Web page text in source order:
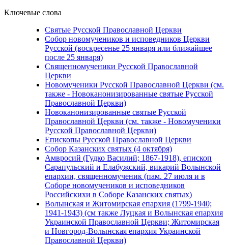
Ключевые слова
Святые Русской Православной Церкви
Собор новомучеников и исповедников Церкви
Русской (воскресенье 25 января или ближайшее
после 25 января)
Священномученики Русской Православной
Церкви
Новомученики Русской Православной Церкви (см.
также - Новоканонизированные святые Русской
Православной Церкви)
Новоканонизированные святые Русской
Православной Церкви (см. также - Новомученики
Русской Православной Церкви)
Епископы Русской Православной Церкви
Собор Казанских святых (4 октября)
Амвросий (Гудко Василий; 1867-1918), епископ
Сарапульский и Елабужский, викарий Волынской
епархии, священномученик (пам. 27 июля и в
Соборе новомучеников и исповедников
Российскихи в Соборе Казанских святых)
Волынская и Житомирская епархия (1799-1940;
1941-1943) (см также Луцкая и Волынская епархия
Украинской Православной Церкви; Житомирская
и Новгород-Волынская епархия Украинской
Православной Церкви)